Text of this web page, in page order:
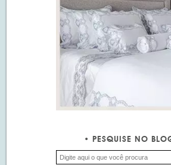
PESQUISE NO